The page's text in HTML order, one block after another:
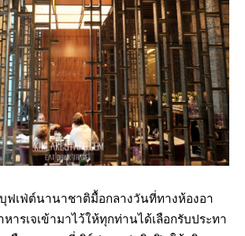
ฟเฟ่ต์นานาชาติมื้อกลางวันที่ทางห้องอา
หารเจเข้ามาไว้ให้ทุกท่านได้เลือกรับประทา